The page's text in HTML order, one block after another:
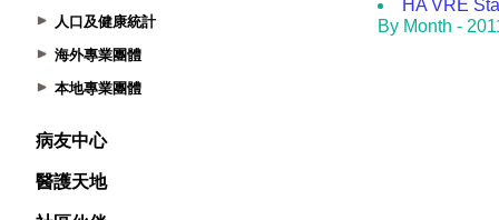
人口及健康統計
海外專業團體
本地專業團體
病友中心
醫護天地